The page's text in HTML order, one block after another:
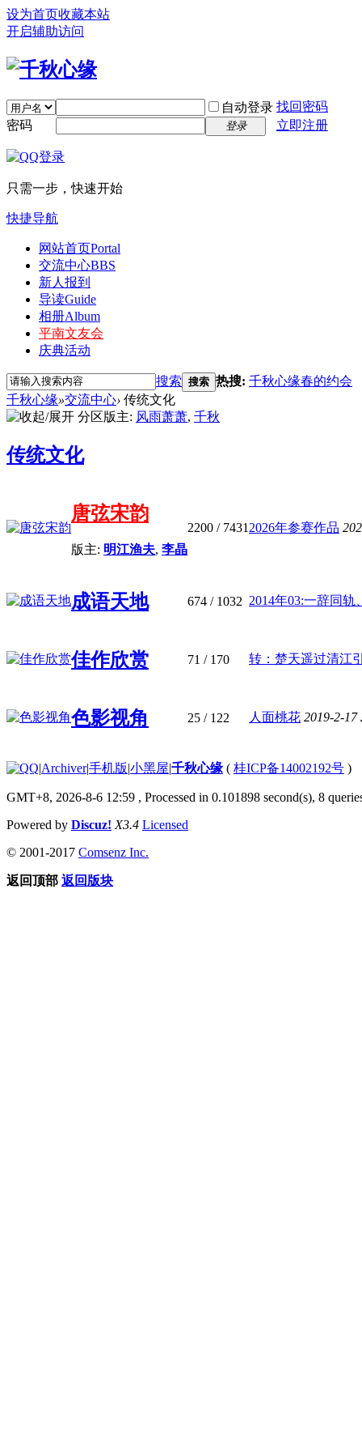
设为首页收藏本站
开启辅助访问
自动登录 找回密码
密码
登录 立即注册
只需一步，快速开始
快捷导航
网站首页Portal
交流中心BBS
新人报到
导读Guide
相册Album
平南文友会
庆典活动
搜索 搜索 热搜: 千秋心缘春的约会
千秋心缘»交流中心› 传统文化
分区版主: 风雨萧萧, 千秋
传统文化
唐弦宋韵
版主: 明江渔夫, 李晶
2200 / 7431 2026年参赛作品
成语天地 674 / 1032 2014年03:一辞同轨
佳作欣赏 71 / 170 转：楚天遥过清江
色影视角 25 / 122 人面桃花 2019-2-
|Archiver|手机版|小黑屋|千秋心缘 ( 桂ICP备14002192号 )
GMT+8, 2026-8-6 12:59 , Processed in 0.101898 second(s), 8
Powered by Discuz! X3.4 Licensed
© 2001-2017 Comsenz Inc.
返回顶部 返回版块